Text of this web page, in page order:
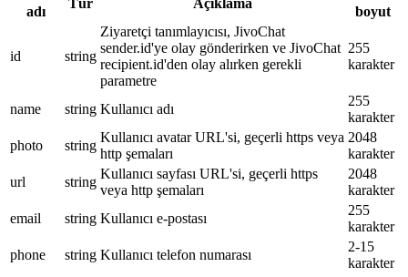
adı
boyut
id string
Ziyaretçi tanımlayıcısı, JivoChat
sender.id'ye olay gönderirken ve JivoChat
recipient.id'den olay alırken gerekli
parametre
255
karakter
name string Kullanıcı adı
255
karakter
photo
string
Kullanıcı avatar URL'si, geçerli https veya
http şemaları
2048
karakter
url
string
Kullanıcı sayfası URL'si, geçerli https
veya http şemaları
2048
karakter
email
string Kullanıcı e-postası
255
karakter
phone
string Kullanıcı telefon numarası
2-15
karakter